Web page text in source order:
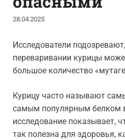
28.04.2025
Исследователи
переваривании курицы
большое количество
Курицу часто называют
самым популярным белком
исследование показывает,
так полезна для здоровья,